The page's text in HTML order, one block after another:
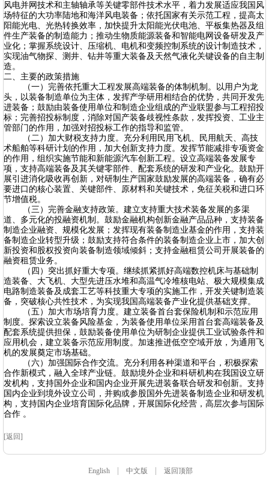
风电并网技术和主轴轴承等关键零部件技术水平，着力发展适应我国风
场特征的大功率陆地和海洋风电装备；依托国家有关示范工程，提高太
阳能光电、光热转换效率，加快提升太阳能光伏电池、平板集热器及组
件生产装备的制造能力；推动生物质能源装备和智能电网设备研发及产
业化；掌握系统设计、压缩机、电机和变频控制系统的设计制造技术，
实现油气物探、测井、钻井等重大装备及天然气液化关键设备的自主制
造。
二、主要的政策措施
（一）完善依托重大工程发展高端装备的体制机制。以用户为龙
头，以装备制造单位为主体，发挥产学研用相结合的优势，共同开发先
进装备；鼓励由装备使用单位和制造企业组成的产业联盟参与工程招投
标；完善招投标制度，消除对国产装备歧视性条款，发挥投资、工业主
管部门的作用，加强对招投标工作的指导和监管。
（二）加大财税支持力度。充分利用民用飞机、民用航天、高技
术船舶等科研计划的作用，加大创新支持力度。发挥节能减排专项资金
的作用，组织实施节能和新能源汽车创新工程。设立高端装备发展专
项，支持高端装备及其关键零部件、配套系统的研发和产业化。鼓励开
展引进消化吸收再创新，对研制生产国家鼓励发展的高端装备，确有必
要进口的核心装置、关键部件、原材料和关键技术，免征关税和进口环
节增值税。
（三）完善金融支持政策。建立支持重大技术装备发展的多渠
道、多元化的投融资机制。鼓励金融机构创新金融产品品种，支持装备
制造企业融资、规模化发展；发挥现有装备制造业基金的作用，支持装
备制造企业转型升级；鼓励支持符合条件的装备制造企业上市，加大创
新投资和股权投资向装备制造领域倾斜；支持金融租赁公司开展装备的
融资租赁业务。
（四）突出抓好重大专项。继续抓紧抓好高端数控机床与基础制
造装备、大飞机、大型先进压水堆和高温气冷堆核电站、极大规模集成
电路制造装备及成套工艺等科技重大专项的实施工作，开发关键制造装
备，突破核心共性技术，为实现我国高端装备产业化提供基础支撑。
（五）加大市场培育力度。建立装备首台套保险机制和示范应用
制度。探索设立装备风险基金，为装备使用单位采用首台套高端装备及
配套系统提供担保，鼓励装备使用单位为研制企业提供工业试验条件和
应用机会，建立装备示范应用制度。加速推进低空空域开放，为通用飞
机的发展奠定市场基础。
（六）加强国际合作交流。充分利用各种渠道和平台，积极探索
合作新模式，融入全球产业链。鼓励境外企业和科研机构在我国设立研
发机构，支持国外企业和国内企业开展先进装备联合研发和创新。支持
国内企业到境外设立公司，并购或参股国外先进装备制造企业和研发机
构，支持国内企业培育国际化品牌，开展国际化经营，高层次参与国际
合作 。
[返回]
English 中文版 返回顶部